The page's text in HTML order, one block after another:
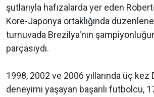
şutlarıyla hafızalarda yer eden
Kore-Japonya ortaklığında
turnuvada Brezilya'nın
parçasıydı.
1998, 2002 ve 2006 yıllarında üç kez
deneyimi yaşayan başarılı futbolcu,